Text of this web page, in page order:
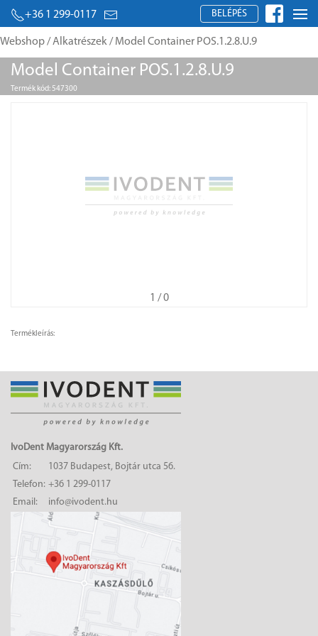
+36 1 299-0117 BELÉPÉS
Webshop/Alkatrészek/ Model Container POS.1.2.8.U.9
Model Container POS.1.2.8.U.9
Termék kód: 547300
1 / 0
Termékleírás:
IvoDent Magyarország Kft.
Cím:
1037 Budapest, Bojtár utca 56.
Telefon: +36 1 299-0117
Email:
info@ivodent.hu